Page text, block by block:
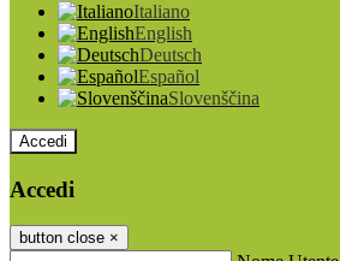
Italiano
English
Deutsch
Español
Slovenščina
Accedi
Accedi
button close ×